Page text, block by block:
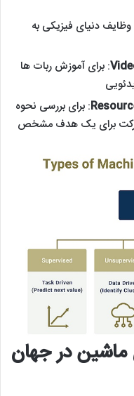
دنیای فیزیکی به
: برای آموزش ربات ها
: برای بررسی نحوه
برای یک هدف مشخص
ماشین در جهان